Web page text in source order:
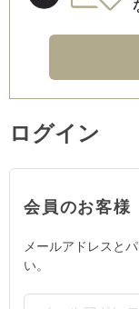
ログイン
会員のお客様
メールアドレスと
い。